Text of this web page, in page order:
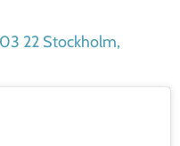
22 Stockholm,